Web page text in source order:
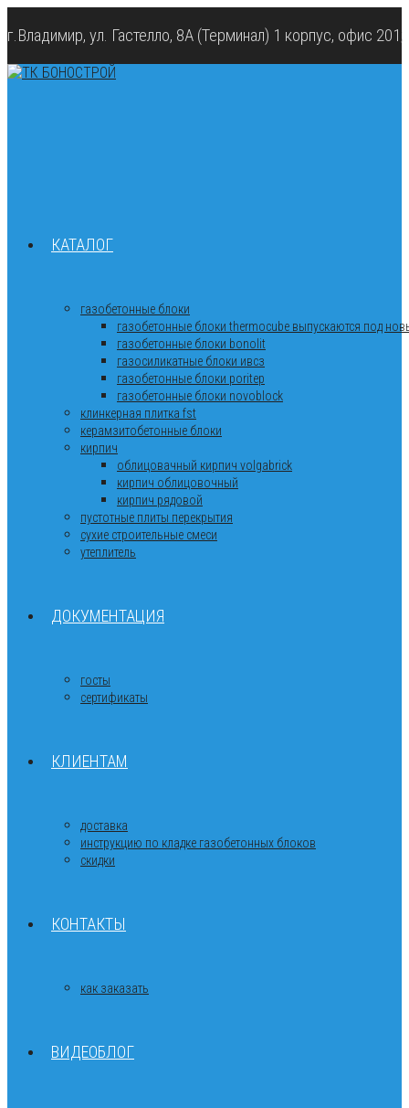
г.Владимир, ул. Гастелло, 8А (Терминал) 1 корпус, офис
КАТАЛОГ
газобетонные блоки
газобетонные блоки thermocube выпускаются под
газобетонные блоки bonolit
газосиликатные блоки ивсз
газобетонные блоки poritep
газобетонные блоки novoblock
клинкерная плитка fst
керамзитобетонные блоки
кирпич
облицовачный кирпич volgabrick
кирпич облицовочный
кирпич рядовой
пустотные плиты перекрытия
сухие строительные смеси
утеплитель
ДОКУМЕНТАЦИЯ
госты
сертификаты
КЛИЕНТАМ
доставка
инструкцию по кладке газобетонных блоков
скидки
КОНТАКТЫ
как заказать
ВИДЕОБЛОГ